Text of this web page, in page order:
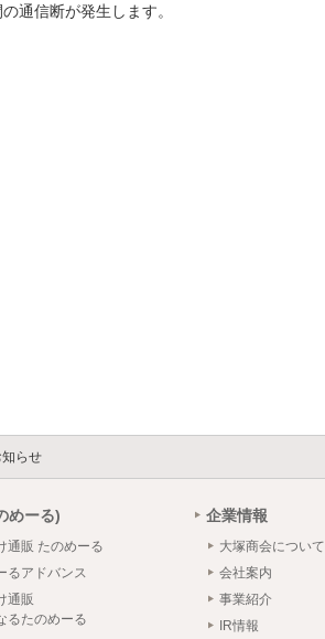
通信断が発生します。
らせ
めーる)
通販 たのめーる
るアドバンス
通販
るたのめーる
企業情報
大塚商会について
会社案内
事業紹介
IR情報